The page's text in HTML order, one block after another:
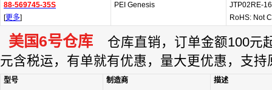
88-569745-35S
[更多]
PEI Genesis
JTP02RE-
RoHS: Not
美国6号仓库 仓库直销，订单金额100元
元含税运，有单就有优惠，量大更优惠，支持
型号 制造商 描述